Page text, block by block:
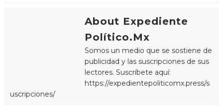
About Expediente
Político.Mx
Somos un medio que se sostiene de
publicidad y las suscripciones de sus
lectores. Suscríbete aquí:
https://expedientepoliticomx.press/s
uscripciones/